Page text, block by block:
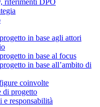
riferimenti DPO
in base agli attori
in base al focus
in base all’ambito di
coinvolte
di progetto
responsabilità